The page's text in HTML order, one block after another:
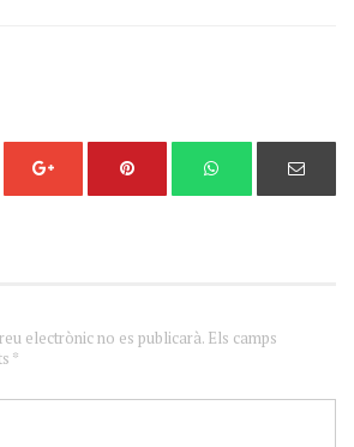
electrònic no es publicarà. Els camps
*